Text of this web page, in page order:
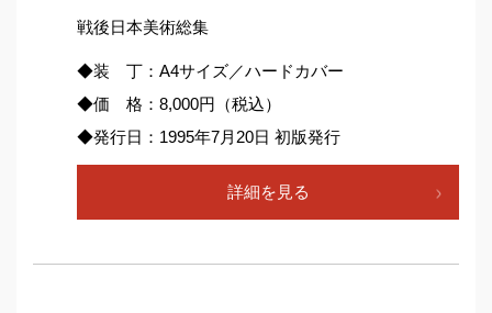
戦後日本美術総集
◆装 丁：A4サイズ／ハードカバー
◆価 格：8,000円（税込）
◆発行日：1995年7月20日 初版発行
詳細を見る